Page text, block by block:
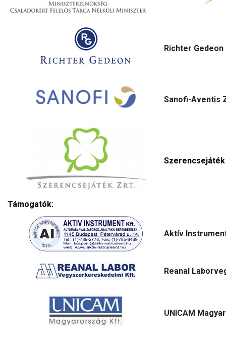
Richter Gedeon
Sanofi-Aventis
Támogatók:
Aktív
Reanal
UNICAM